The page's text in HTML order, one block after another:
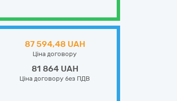
87 594,48 UAH
Ціна договору
81 864 UAH
Ціна договору без ПДВ